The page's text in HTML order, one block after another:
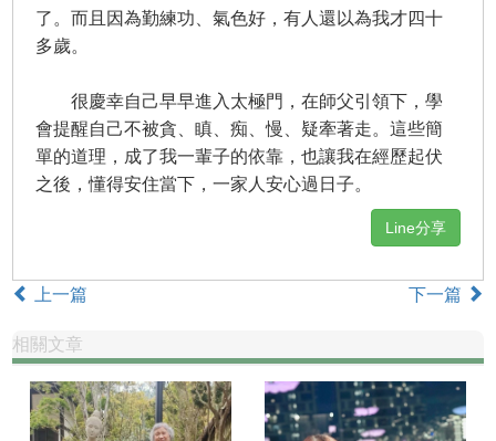
了。而且因為勤練功、氣色好，有人還以為我才四十
多歲。
很慶幸自己早早進入太極門，在師父引領下，學
會提醒自己不被貪、瞋、痴、慢、疑牽著走。這些簡
單的道理，成了我一輩子的依靠，也讓我在經歷起伏
之後，懂得安住當下，一家人安心過日子。
Line分享
上一篇 下一篇
相關文章